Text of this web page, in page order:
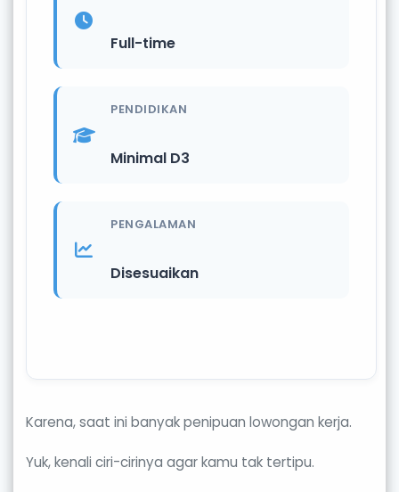
Full-time
PENDIDIKAN
Minimal D3
PENGALAMAN
Disesuaikan
Karena, saat ini banyak penipuan lowongan kerja.
Yuk, kenali ciri-cirinya agar kamu tak tertipu.